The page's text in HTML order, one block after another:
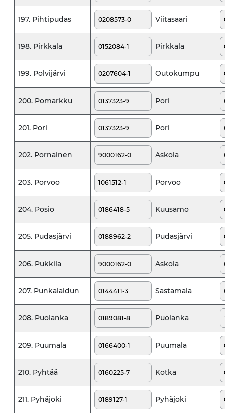
197. Pihtipudas Viitasaari
198. Pirkkala Pirkkala
199. Polvijärvi Outokumpu
200. Pomarkku Pori
201. Pori Pori
202. Pornainen Askola
203. Porvoo Porvoo
204. Posio Kuusamo
205. Pudasjärvi Pudasjärvi
206. Pukkila Askola
207. Punkalaidun Sastamala
208. Puolanka Puolanka
209. Puumala Puumala
210. Pyhtää Kotka
211. Pyhäjoki Pyhäjoki